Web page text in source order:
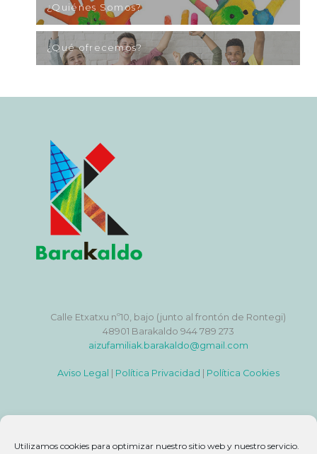
Utilizamos cookies para optimizar nuestro sitio web y nuestro servicio.
¿Quiénes Somos?
¿Qué ofrecemos?
Calle Etxatxu nº10, bajo (junto al frontón de Rontegi)
48901 Barakaldo 944 789 273
aizufamiliak.barakaldo@gmail.com
Aviso Legal Política Privacidad Política Cookies